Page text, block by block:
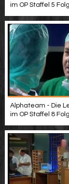
im OP Staffel 5
Alphateam - Die
im OP Staffel 8